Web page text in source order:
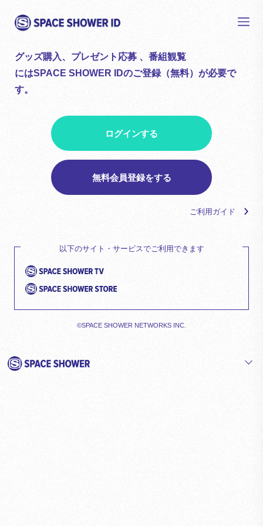
グッズ購入、プレゼント応募 、番組観覧
にはSPACE SHOWER IDのご登録（無料）が必要で
す。
ログインする
無料会員登録をする
ご利用ガイド
以下のサイト・サービスでご利用できます
©SPACE SHOWER NETWORKS INC.